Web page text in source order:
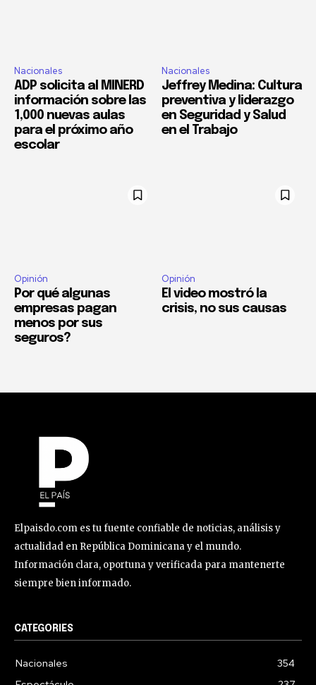
Nacionales
ADP solicita al MINERD
información sobre las
1,000 nuevas aulas
para el próximo año
escolar
Nacionales
Jeffrey Medina: Cultura
preventiva y liderazgo
en Seguridad y Salud
en el Trabajo
Opinión
Por qué algunas
empresas pagan
menos por sus
seguros?
Opinión
El video mostró la
crisis, no sus causas
Elpaisdo.com es tu fuente confiable de noticias, análisis y
actualidad en República Dominicana y el mundo.
Información clara, oportuna y verificada para mantenerte
siempre bien informado.
CATEGORIES
Nacionales
354